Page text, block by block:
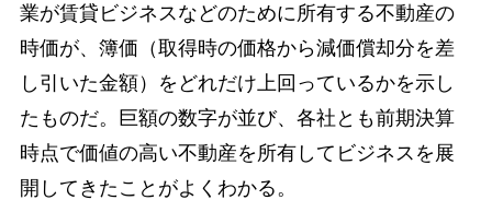
業が賃貸ビジネスなどのために所有する不動産の
時価が、簿価（取得時の価格から減価償却分を差
し引いた金額）をどれだけ上回っているかを示し
たものだ。巨額の数字が並び、各社とも前期決算
時点で価値の高い不動産を所有してビジネスを展
開してきたことがよくわかる。